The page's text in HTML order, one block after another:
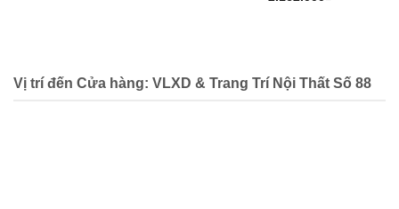
Vị trí đến Cửa hàng: VLXD & Trang Trí Nội Thất Số 88